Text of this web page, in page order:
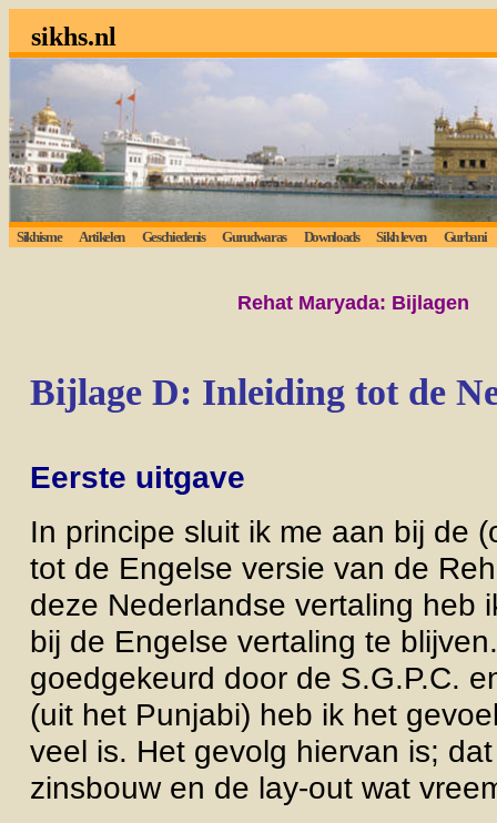
sikhs.nl
Sikhisme Artikelen Geschiedenis Gurudwaras Downloads Sikh leven Gurbani
Rehat Maryada: Bijlagen
Bijlage D: Inleiding tot de
Eerste uitgave
In principe sluit ik me aan bij de
tot de Engelse versie van de
deze Nederlandse vertaling heb
bij de Engelse vertaling te
goedgekeurd door de S.G.P.C.
(uit het Punjabi) heb ik het
veel is. Het gevolg hiervan is;
zinsbouw en de lay-out wat